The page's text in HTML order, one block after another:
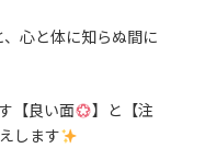
心と体に知らぬ間に
【良い面
】と【注
します